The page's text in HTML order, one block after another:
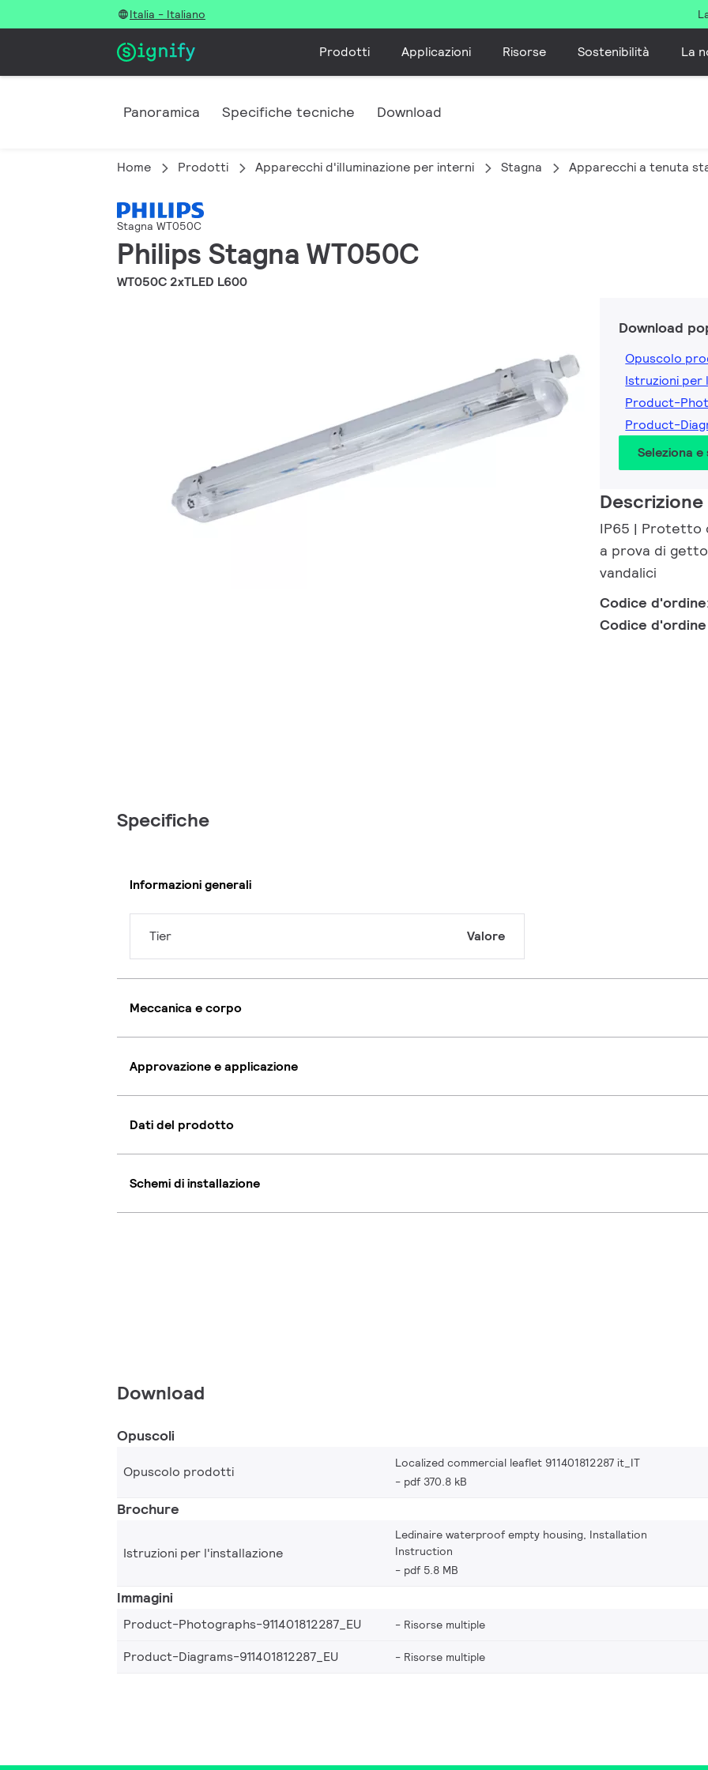
Italia - Italiano
Prodotti Applicazioni Risorse Sostenibilità La
Panoramica Specifiche tecniche Download
Home Prodotti Apparecchi d'illuminazione per interni Stagna Apparecchi a tenuta
Stagna WT050C
Philips Stagna WT050C
WT050C 2xTLED L600
Download
Opuscolo
Istruzioni per
Product-
Product-
Seleziona
IP65 | Protetto
a prova di
vandalici
Codice
Codice
Specifiche
Informazioni generali
Tier Valore
Meccanica e corpo
Approvazione e applicazione
Dati del prodotto
Schemi di installazione
Download
Opuscoli
Opuscolo prodotti
Localized commercial leaflet 911401812287 it_IT
pdf 370.8 kB
Brochure
Istruzioni per l'installazione
Ledinaire waterproof empty housing, Installation
Instruction
pdf 5.8 MB
Immagini
Product-Photographs-911401812287_EU Risorse multiple
Product-Diagrams-911401812287_EU
Risorse multiple